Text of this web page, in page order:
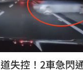
失控！2車急閃